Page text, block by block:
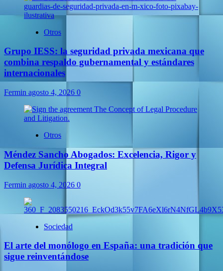
Otros
Grupo IESS: la seguridad privada mexicana que
combina respaldo gubernamental y estándares
internacionales
Fermin agosto 4, 2026 0
Otros
Méndez Sancho Abogados: Excelencia, Rigor y
Defensa Jurídica Integral
Fermin agosto 4, 2026 0
Sociedad
El arte del monólogo en España: una tradición que
sigue reinventándose